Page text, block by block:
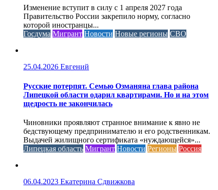
Изменение вступит в силу с 1 апреля 2027 года
Правительство России закрепило норму, согласно
которой иностранцы...
Госдума Мигрант Новости Новые регионы СВО
25.04.2026 Евгений
Русские потерпят. Семью Озманяна глава района
Липецкой области одарил квартирами. Но и на этом
щедрость не закончилась
Чиновники проявляют странное внимание к явно не
бедствующему предпринимателю и его родственникам.
Выдачей жилищного сертификата «нуждающейся»...
Липецкая область Мигрант Новости Регионы Россия
06.04.2023 Екатерина Сдвижкова